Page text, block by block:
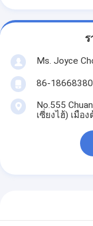
Ms. Joyce
86-
No.555
เซี่ยงไฮ้) เมือ